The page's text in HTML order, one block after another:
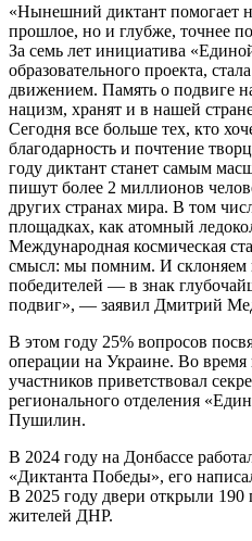
«Нынешний диктант помогает
прошлое, но и глубже, точнее
За семь лет инициатива
образовательного проекта,
движением. Память о подвиге
нацизм, хранят и в нашей
Сегодня все больше тех, кто
благодарность и почтение
году диктант станет самым
пишут более 2 миллионов
других странах мира. В том
площадках, как атомный
Международная космическая
смысл: мы помним. И склоняем
победителей — в знак
подвиг», — заявил Дмитрий
В этом году 25% вопросов
операции на Украине. Во
участников приветствовал
регионального отделения
Пушилин.
В 2024 году на Донбассе
«Диктанта Победы», его
В 2025 году двери открыли 190
жителей ДНР.